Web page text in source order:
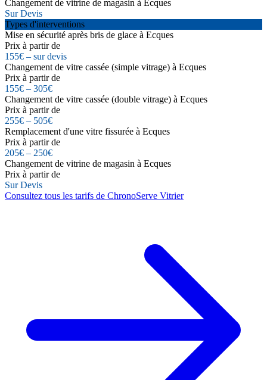
Changement de vitrine de magasin à Ecques
Sur Devis
Types d'interventions
Mise en sécurité après bris de glace à Ecques
Prix à partir de
155€ – sur devis
Changement de vitre cassée (simple vitrage) à Ecques
Prix à partir de
155€ – 305€
Changement de vitre cassée (double vitrage) à Ecques
Prix à partir de
255€ – 505€
Remplacement d'une vitre fissurée à Ecques
Prix à partir de
205€ – 250€
Changement de vitrine de magasin à Ecques
Prix à partir de
Sur Devis
Consultez tous les tarifs de ChronoServe Vitrier